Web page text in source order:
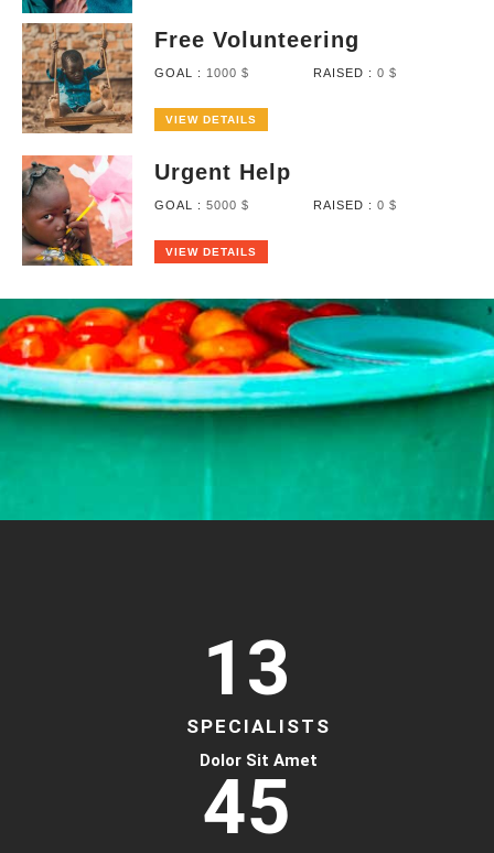
Free Volunteering
GOAL : 1000 $ RAISED : 0 $
VIEW DETAILS
Urgent Help
GOAL : 5000 $ RAISED : 0 $
VIEW DETAILS
13
SPECIALISTS
Dolor Sit Amet
45